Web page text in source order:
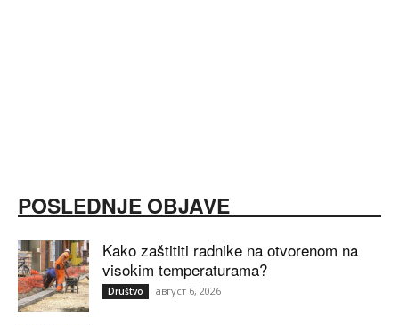
POSLEDNJE OBJAVE
Kako zaštititi radnike na otvorenom na
visokim temperaturama?
Društvo август 6, 2026